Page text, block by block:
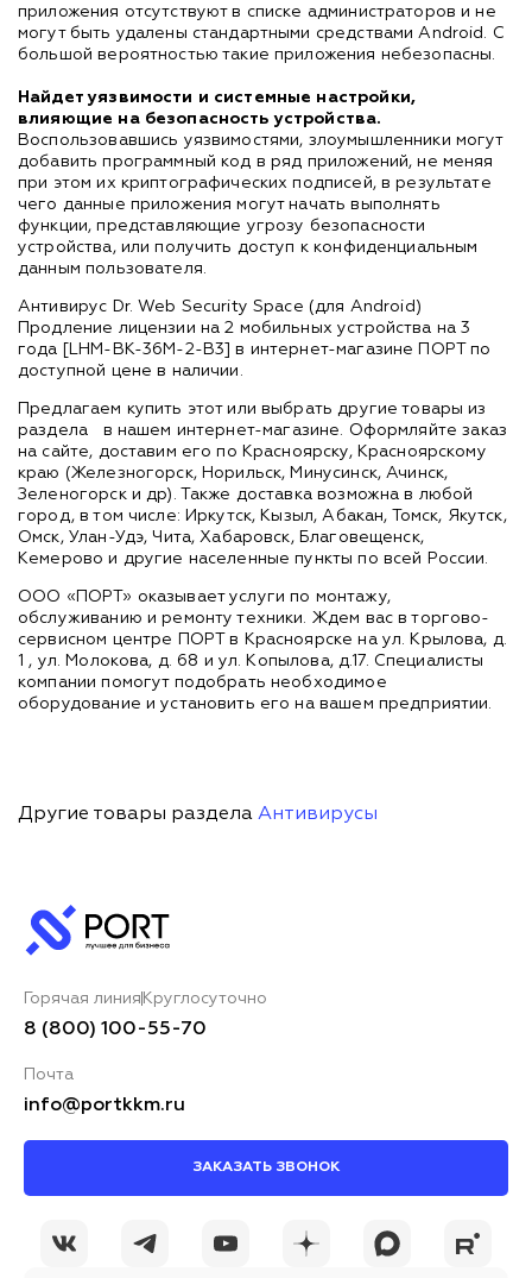
приложения отсутствуют в списке администраторов и не
могут быть удалены стандартными средствами Android. С
большой вероятностью такие приложения небезопасны.
Найдет уязвимости и системные настройки,
влияющие на безопасность устройства.
Воспользовавшись уязвимостями, злоумышленники могут
добавить программный код в ряд приложений, не меняя
при этом их криптографических подписей, в результате
чего данные приложения могут начать выполнять
функции, представляющие угрозу безопасности
устройства, или получить доступ к конфиденциальным
данным пользователя.
Антивирус Dr. Web Security Space (для Android)
Продление лицензии на 2 мобильных устройства на 3
года [LHM-BK-36M-2-B3] в интернет-магазине ПОРТ по
доступной цене в наличии.
Предлагаем купить этот или выбрать другие товары из
раздела
в нашем интернет-магазине. Оформляйте заказ
на сайте, доставим его по Красноярску, Красноярскому
краю (Железногорск, Норильск, Минусинск, Ачинск,
Зеленогорск и др). Также доставка возможна в любой
город, в том числе: Иркутск, Кызыл, Абакан, Томск, Якутск,
Омск, Улан-Удэ, Чита, Хабаровск, Благовещенск,
Кемерово и другие населенные пункты по всей России.
ООО «ПОРТ» оказывает услуги по монтажу,
обслуживанию и ремонту техники. Ждем вас в торгово-
сервисном центре ПОРТ в Красноярске на ул. Крылова, д.
1 , ул. Молокова, д. 68 и ул. Копылова, д.17. Специалисты
компании помогут подобрать необходимое
оборудование и установить его на вашем предприятии.
Другие товары раздела Антивирусы
Горячая линия Круглосуточно
8 (800) 100-55-70
Почта
info@portkkm.ru
ЗАКАЗАТЬ ЗВОНОК